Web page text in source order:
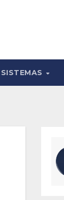
SISTEMAS